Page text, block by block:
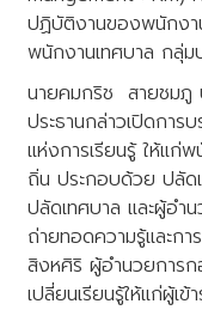
ปฏิบัติงานของพนักงา
พนักงานเทศบาล กลุ่ม
นายคมกริช สายชมภู
ประธานกล่าวเปิดกา
แห่งการเรียนรู้ ให้แก่
ถิ่น ประกอบด้วย ปลัด
ปลัดเทศบาล และผู้อ
ถ่ายทอดความรู้และก
สิงหศิริ ผู้อำนวยการก
เปลี่ยนเรียนรู้ให้แก่ผู้เข้